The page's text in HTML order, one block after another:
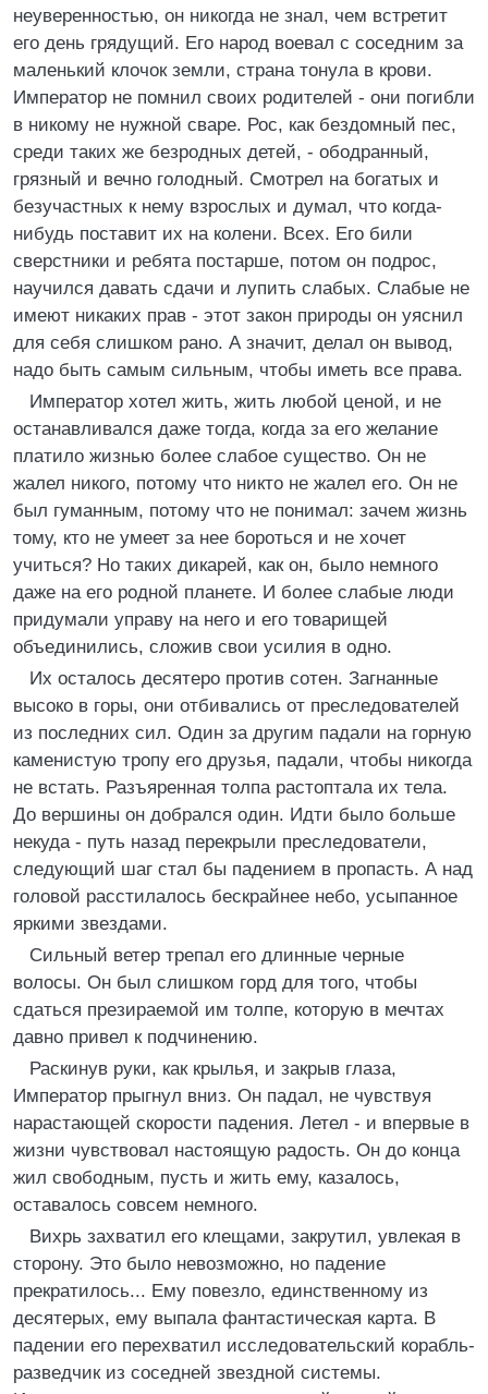
неуверенностью, он никогда не знал, чем встретит
его день грядущий. Его народ воевал с соседним за
маленький клочок земли, страна тонула в крови.
Император не помнил своих родителей - они погибли
в никому не нужной сваре. Рос, как бездомный пес,
среди таких же безродных детей, - ободранный,
грязный и вечно голодный. Смотрел на богатых и
безучастных к нему взрослых и думал, что когда-
нибудь поставит их на колени. Всех. Его били
сверстники и ребята постарше, потом он подрос,
научился давать сдачи и лупить слабых. Слабые не
имеют никаких прав - этот закон природы он уяснил
для себя слишком рано. А значит, делал он вывод,
надо быть самым сильным, чтобы иметь все права.
Император хотел жить, жить любой ценой, и не
останавливался даже тогда, когда за его желание
платило жизнью более слабое существо. Он не
жалел никого, потому что никто не жалел его. Он не
был гуманным, потому что не понимал: зачем жизнь
тому, кто не умеет за нее бороться и не хочет
учиться? Но таких дикарей, как он, было немного
даже на его родной планете. И более слабые люди
придумали управу на него и его товарищей
объединились, сложив свои усилия в одно.
Их осталось десятеро против сотен. Загнанные
высоко в горы, они отбивались от преследователей
из последних сил. Один за другим падали на горную
каменистую тропу его друзья, падали, чтобы никогда
не встать. Разъяренная толпа растоптала их тела.
До вершины он добрался один. Идти было больше
некуда - путь назад перекрыли преследователи,
следующий шаг стал бы падением в пропасть. А над
головой расстилалось бескрайнее небо, усыпанное
яркими звездами.
Сильный ветер трепал его длинные черные
волосы. Он был слишком горд для того, чтобы
сдаться презираемой им толпе, которую в мечтах
давно привел к подчинению.
Раскинув руки, как крылья, и закрыв глаза,
Император прыгнул вниз. Он падал, не чувствуя
нарастающей скорости падения. Летел - и впервые в
жизни чувствовал настоящую радость. Он до конца
жил свободным, пусть и жить ему, казалось,
оставалось совсем немного.
Вихрь захватил его клещами, закрутил, увлекая в
сторону. Это было невозможно, но падение
прекратилось... Ему повезло, единственному из
десятерых, ему выпала фантастическая карта. В
падении его перехватил исследовательский корабль-
разведчик из соседней звездной системы.